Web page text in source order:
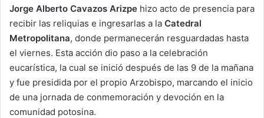
Jorge Alberto Cavazos Arizpe hizo acto de presencia para
recibir las reliquias e ingresarlas a la Catedral
Metropolitana, donde permanecerán resguardadas hasta
el viernes. Esta acción dio paso a la celebración
eucarística, la cual se inició después de las 9 de la mañana
y fue presidida por el propio Arzobispo, marcando el inicio
de una jornada de conmemoración y devoción en la
comunidad potosina.